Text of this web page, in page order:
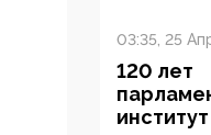
03:35, 25
120 лет
институт